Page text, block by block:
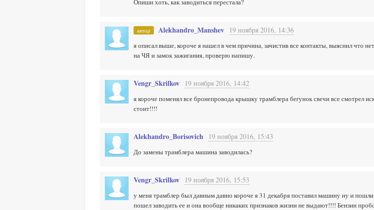
Опиши хоть, как заводиться перестала?
автор Alekhandro_Manshev 19 ноября 2016, 14:36
я описал выше, короче я нашел в чем причина, зачистив все контакты, выяснил что
на ЧЯ и замок зажигания, проверю напишу.
Vengr_Skrilkov 19 ноября 2016, 14:42
я короче поменял все бронепровода крышку трамблера бегунок свечи все смотрел
стоит!!!!
Alekhandro_Borisovich 19 ноября 2016, 15:43
До замены трамблера машина заводилась?
Vengr_Skrilkov 19 ноября 2016, 15:53
у меня трамблер был давным давно короче я 31 декабря поставил машину ну и
пошел заводить ее и она вообще никаких признаков жизни не выдают!!!! Бензин